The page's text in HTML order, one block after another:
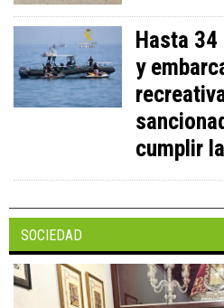
Hasta
y
cumplir
SOCIEDAD